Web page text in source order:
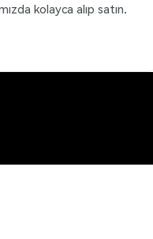
kolayca alıp satın.